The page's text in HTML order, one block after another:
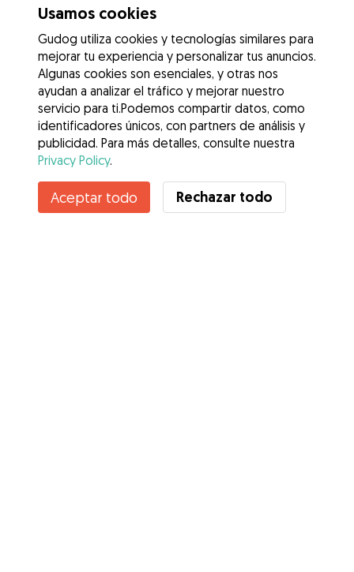
Contacta con Francisco miguel
¿Conoces los Beneficios de Gudog? Ver más
Usamos cookies
Gudog utiliza cookies y tecnologías similares para
mejorar tu experiencia y personalizar tus anuncios.
Algunas cookies son esenciales, y otras nos
ayudan a analizar el tráfico y mejorar nuestro
servicio para ti.Podemos compartir datos, como
identificadores únicos, con partners de análisis y
publicidad. Para más detalles, consulte nuestra
Privacy Policy.
Aceptar todo Rechazar todo